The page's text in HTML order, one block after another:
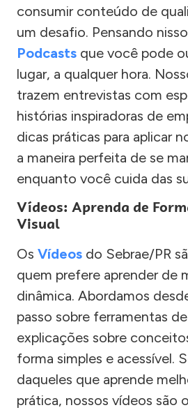
consumir conteúdo de
um desafio. Pensando
Podcasts que você pode
lugar, a qualquer hora.
trazem entrevistas com
histórias inspiradoras de
dicas práticas para aplicar
a maneira perfeita de se
enquanto você cuida das
Vídeos: Aprenda de
Visual
Os Vídeos do Sebrae/PR
quem prefere aprender de
dinâmica. Abordamos
passo sobre ferramentas
explicações sobre
forma simples e acessível.
daqueles que aprende
prática, nossos vídeos são